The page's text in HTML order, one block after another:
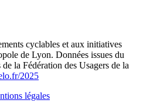
cyclables et aux initiatives
de Lyon. Données issues du
la Fédération des Usagers de la
2025
légales